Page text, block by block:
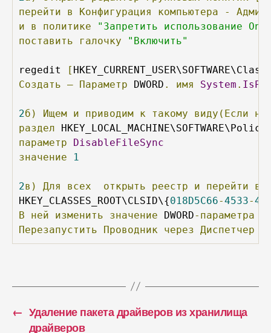
перейти
в Конфигурация компьютера -
и
в политике
"Запретить использование
поставить
галочку "Включить"
regedit [
Создать – Параметр DWORD . имя System .
2б) Ищем и приводим к такому виду(Если
раздел
параметр
DisableFileSync
значение
1
2в) Для всех открыть реестр и перейти в
HKEY_CLASSES_ROOT\CLSID\{018D5C66-4533-
В
ней изменить значение DWORD-параметра
Перезапустить
Проводник через Диспетчер
← Удаление пакета драйверов из хранилища
драйверов